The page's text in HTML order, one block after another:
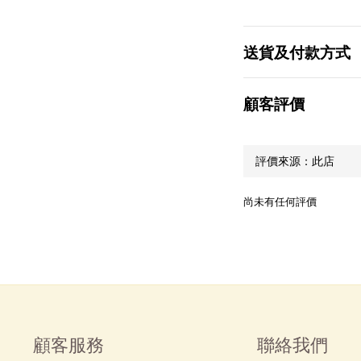
送貨及付款方式
顧客評價
尚未有任何評價
顧客服務 聯絡我們